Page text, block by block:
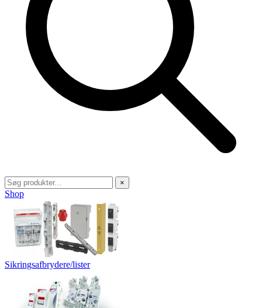
×
Shop
Sikringsafbrydere/lister